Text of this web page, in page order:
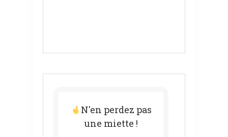
N'en perdez pas
une miette !